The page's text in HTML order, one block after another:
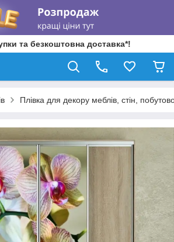
та безкоштовна доставка*!
Плівка для декору меблів, стін,